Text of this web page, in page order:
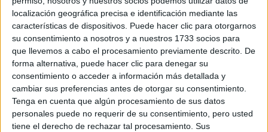
localización geográfica precisa e identificación mediante las
características de dispositivos. Puede hacer clic para otorgarnos
su consentimiento a nosotros y a nuestros 1733 socios para
que llevemos a cabo el procesamiento previamente descrito. De
forma alternativa, puede hacer clic para denegar su
consentimiento o acceder a información más detallada y
cambiar sus preferencias antes de otorgar su consentimiento.
Tenga en cuenta que algún procesamiento de sus datos
personales puede no requerir de su consentimiento, pero usted
tiene el derecho de rechazar tal procesamiento. Sus
Circuitos
Fórmula E
F2 / F3 / F4
Resistencia
Indycar
Otros
Producto